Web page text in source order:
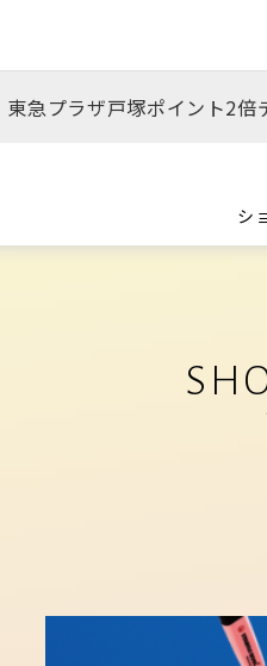
東急プラザ戸塚ポイント2倍
シ